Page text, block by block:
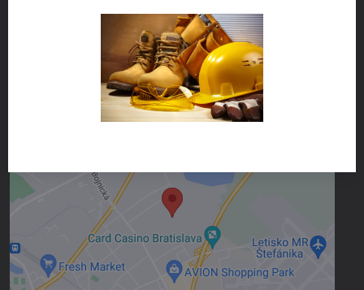
Osobný odber na predajni je možný
po obdržaní potvrdzujúcej SMS alebo e-mailu.
Prajete si načítať externý obsah?
Povoliť tentokrát
Povoliť a zapamätať - súhlas s druhom
cookie: Funkčné